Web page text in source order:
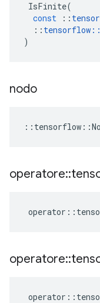
IsFinite(
const
::
:: tensorflow ::
)
nodo
:: tensorflow ::
operatore::
operator ::
operatore::
operator ::